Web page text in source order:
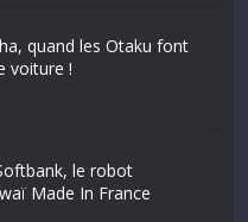
quand les Otaku font
voiture !
le robot
Made In France